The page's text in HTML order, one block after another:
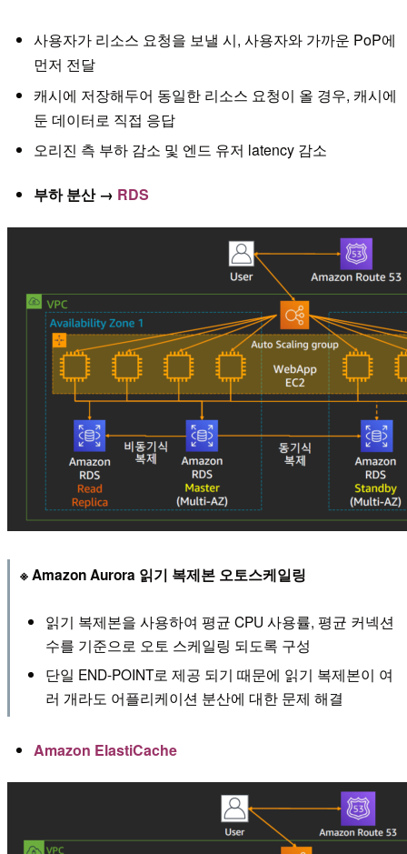
사용자가 리소스 요청을 보낼 시, 사용자와 가까운 PoP에
먼저 전달
캐시에 저장해두어 동일한 리소스 요청이 올 경우, 캐시에
둔 데이터로 직접 응답
오리진 측 부하 감소 및 엔드 유저 latency 감소
부하 분산 → RDS
※ Amazon Aurora 읽기 복제본 오토스케일링
읽기 복제본을 사용하여 평균 CPU 사용률, 평균 커넥션
수를 기준으로 오토 스케일링 되도록 구성
단일 END-POINT로 제공 되기 때문에 읽기 복제본이 여
러 개라도 어플리케이션 분산에 대한 문제 해결
Amazon ElastiCache